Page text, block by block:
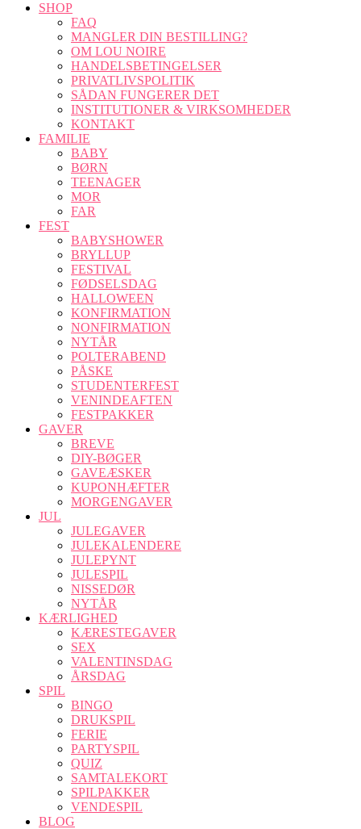
SHOP
FAQ
MANGLER DIN BESTILLING?
OM LOU NOIRE
HANDELSBETINGELSER
PRIVATLIVSPOLITIK
SÅDAN FUNGERER DET
INSTITUTIONER & VIRKSOMHEDER
KONTAKT
FAMILIE
BABY
BØRN
TEENAGER
MOR
FAR
FEST
BABYSHOWER
BRYLLUP
FESTIVAL
FØDSELSDAG
HALLOWEEN
KONFIRMATION
NONFIRMATION
NYTÅR
POLTERABEND
PÅSKE
STUDENTERFEST
VENINDEAFTEN
FESTPAKKER
GAVER
BREVE
DIY-BØGER
GAVEÆSKER
KUPONHÆFTER
MORGENGAVER
JUL
JULEGAVER
JULEKALENDERE
JULEPYNT
JULESPIL
NISSEDØR
NYTÅR
KÆRLIGHED
KÆRESTEGAVER
SEX
VALENTINSDAG
ÅRSDAG
SPIL
BINGO
DRUKSPIL
FERIE
PARTYSPIL
QUIZ
SAMTALEKORT
SPILPAKKER
VENDESPIL
BLOG